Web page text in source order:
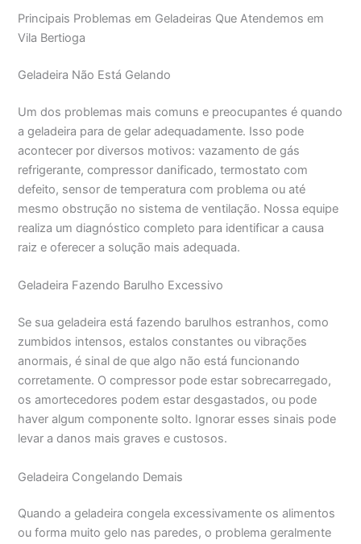
Principais Problemas em Geladeiras Que Atendemos em
Vila Bertioga
Geladeira Não Está Gelando
Um dos problemas mais comuns e preocupantes é quando
a geladeira para de gelar adequadamente. Isso pode
acontecer por diversos motivos: vazamento de gás
refrigerante, compressor danificado, termostato com
defeito, sensor de temperatura com problema ou até
mesmo obstrução no sistema de ventilação. Nossa equipe
realiza um diagnóstico completo para identificar a causa
raiz e oferecer a solução mais adequada.
Geladeira Fazendo Barulho Excessivo
Se sua geladeira está fazendo barulhos estranhos, como
zumbidos intensos, estalos constantes ou vibrações
anormais, é sinal de que algo não está funcionando
corretamente. O compressor pode estar sobrecarregado,
os amortecedores podem estar desgastados, ou pode
haver algum componente solto. Ignorar esses sinais pode
levar a danos mais graves e custosos.
Geladeira Congelando Demais
Quando a geladeira congela excessivamente os alimentos
ou forma muito gelo nas paredes, o problema geralmente